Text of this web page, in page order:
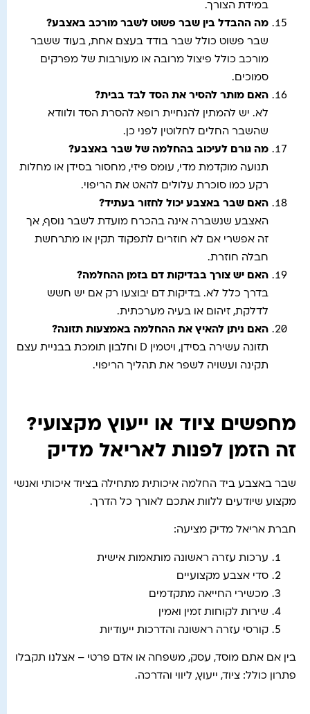
במידת הצורך.
מה ההבדל בין שבר פשוט לשבר מורכב באצבע?
שבר פשוט כולל שבר בודד בעצם אחת, בעוד ששבר
מורכב כולל פיצול מרובה או מעורבות של מפרקים
סמוכים.
האם מותר להסיר את הסד לבד בבית?
לא. יש להמתין להנחיית רופא להסרת הסד ולוודא
שהשבר החלים לחלוטין לפני כן.
מה גורם לעיכוב בהחלמה של שבר באצבע?
תנועה מוקדמת מדי, עומס פיזי, מחסור בסידן או מחלות
רקע כמו סוכרת עלולים להאט את הריפוי.
האם שבר באצבע יכול לחזור בעתיד?
האצבע שנשברה אינה בהכרח מועדת לשבר נוסף, אך
זה אפשרי אם לא חוזרים לתפקוד תקין או מתרחשת
חבלה חוזרת.
האם יש צורך בבדיקות דם בזמן ההחלמה?
בדרך כלל לא. בדיקות דם יבוצעו רק אם יש חשש
לדלקת, זיהום או בעיה מערכתית.
האם ניתן להאיץ את ההחלמה באמצעות תזונה?
תזונה עשירה בסידן, ויטמין D וחלבון תומכת בבניית עצם
תקינה ועשויה לשפר את תהליך הריפוי.
מחפשים ציוד או ייעוץ מקצועי?
זה הזמן לפנות לאריאל מדיק
שבר באצבע ביד החלמה איכותית מתחילה בציוד איכותי ואנשי
מקצוע שיודעים ללוות אתכם לאורך כל הדרך.
חברת אריאל מדיק מציעה:
ערכות עזרה ראשונה מותאמות אישית
סדי אצבע מקצועיים
מכשירי החייאה מתקדמים
שירות לקוחות זמין ואמין
קורסי עזרה ראשונה והדרכות ייעודיות
בין אם אתם מוסד, עסק, משפחה או אדם פרטי – אצלנו תקבלו
פתרון כולל: ציוד, ייעוץ, ליווי והדרכה.